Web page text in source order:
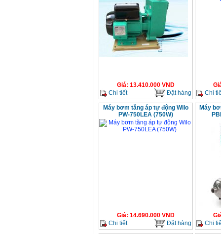
Giá: 13.410.000 VND
Chi tiết
Đặt hàng
Chi
Máy bơm tăng áp tự động Wilo
PW-750LEA (750W)
Giá: 14.690.000 VND
Chi tiết
Đặt hàng
Máy
Chi